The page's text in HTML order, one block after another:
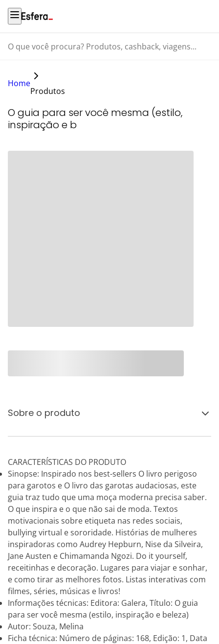
O que você procura? Produtos, cashback, viagens...
Home
Produtos
O guia para ser você mesma (estilo,
inspiração e b
Sobre o produto
CARACTERÍSTICAS DO PRODUTO
Sinopse: Inspirado nos best-sellers O livro perigoso
para garotos e O livro das garotas audaciosas, este
guia traz tudo que uma moça moderna precisa saber.
O que inspira e o que não sai de moda. Textos
motivacionais sobre etiqueta nas redes sociais,
bullying virtual e sororidade. Histórias de mulheres
inspiradoras como Audrey Hepburn, Nise da Silveira,
Jane Austen e Chimamanda Ngozi. Do it yourself,
receitinhas e decoração. Lugares para viajar e sonhar,
e como tirar as melhores fotos. Listas interativas com
filmes, séries, músicas e livros!
Informações técnicas: Editora: Galera, Título: O guia
para ser você mesma (estilo, inspiração e beleza)
Autor: Souza, Melina
Ficha técnica: Número de páginas: 168, Edição: 1, Data